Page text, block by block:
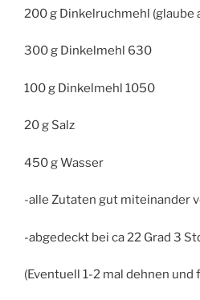
200 g Dinkelruchmehl (glaube
300 g Dinkelmehl 630
100 g Dinkelmehl 1050
20 g Salz
450 g Wasser
-alle Zutaten gut miteinander
-abgedeckt bei ca 22 Grad 3
(Eventuell 1-2 mal dehnen und